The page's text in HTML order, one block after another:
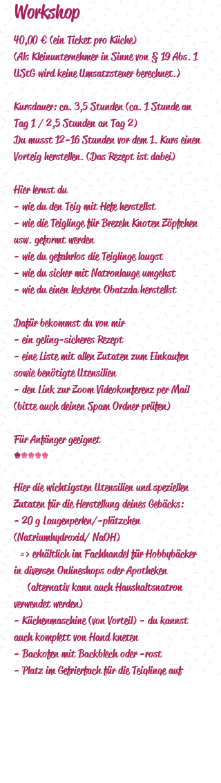
Workshop
40,00 € (ein Ticket pro Küche)
(Als Kleinunternehmer in Sinne von § 19 Abs. 1
UStG wird keine Umsatzsteuer berechnet.)
Kursdauer: ca. 3,5  Stunden (ca. 1 Stunde an
Tag 1 / 2,5 Stunden an Tag 2)
Du musst 12-16 Stunden vor dem 1. Kurs einen
Vorteig herstellen. (Das Rezept ist dabei)
Hier lernst du
- wie du den Teig mit Hefe herstellst
- wie die Teiglinge für Brezeln Knoten Zöpfchen
usw. geformt werden
- wie du gefahrlos die Teiglinge laugst
- wie du sicher mit Natronlauge umgehst
- wie du einen leckeren Obatzda herstellst
Dafür bekommst du von mir
- ein geling-sicheres Rezept
- eine Liste mit allen Zutaten zum Einkaufen
sowie benötigte Utensilien
- den Link zur Zoom Videokonferenz per Mail
(bitte auch deinen Spam Ordner prüfen)
Für Anfänger geeignet
+++++
Hier die wichtigsten Utensilien und speziellen
Zutaten für die Herstellung deines Gebäcks:
- 20 g Laugenperlen/-plätzchen
(Natriumhydroxid/ NaOH)
=> erhältlich im Fachhandel für Hobbybäcker
in diversen Onlineshops oder Apotheken
(alternativ kann auch Haushaltsnatron
verwendet werden)
- Küchenmaschine (von Vorteil) - du kannst
auch komplett von Hand kneten
- Backofen mit Backblech oder -rost
- Platz im Gefrierfach für die Teiglinge auf